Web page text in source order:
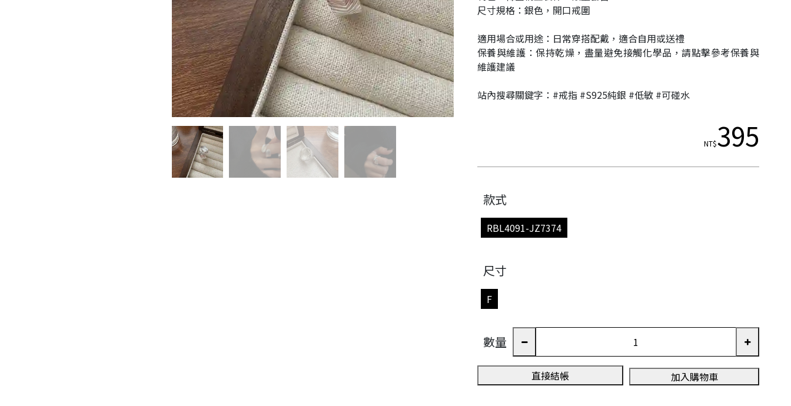
尺寸規格：銀色，開口戒圍
適用場合或用途：日常穿搭配戴，適合自用或送禮
保養與維護：保持乾燥，盡量避免接觸化學品，請點擊參考保養與
維護建議
站內搜尋關鍵字：#戒指 #S925純銀 #低敏 #可碰水
NT$395
款式
RBL4091-JZ7374
尺寸
F
數量
直接結帳 加入購物車